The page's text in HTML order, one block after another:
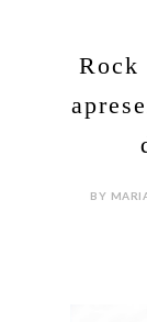
Rock
BY